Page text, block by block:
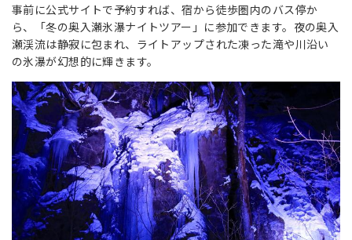
事前に公式サイトで予約すれば、宿から徒歩圏内のバス停か
ら、「冬の奥入瀬氷瀑ナイトツアー」に参加できます。夜の奥入
瀬渓流は静寂に包まれ、ライトアップされた凍った滝や川沿い
の氷瀑が幻想的に輝きます。